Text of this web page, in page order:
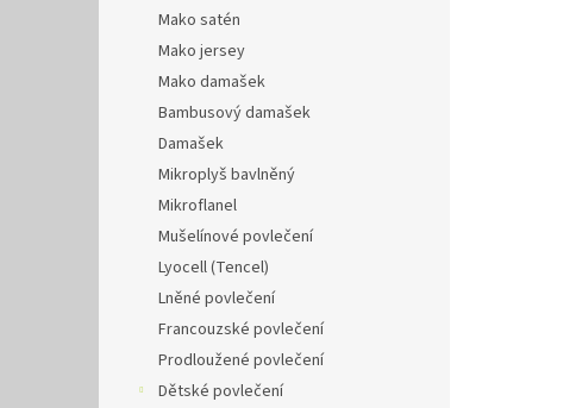
Mako satén
Mako jersey
Mako damašek
Bambusový damašek
Damašek
Mikroplyš bavlněný
Mikroflanel
Mušelínové povlečení
Lyocell (Tencel)
Lněné povlečení
Francouzské povlečení
Prodloužené povlečení
Dětské povlečení